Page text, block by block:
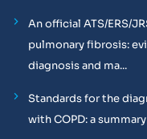
An official ATS/ERS/
pulmonary fibrosis:
diagnosis and ma...
Standards for the
with COPD: a